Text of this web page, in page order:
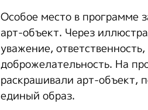
Особое место в программе
арт-объект. Через
уважение,
доброжелательность. На
раскрашивали арт-объект,
единый образ.